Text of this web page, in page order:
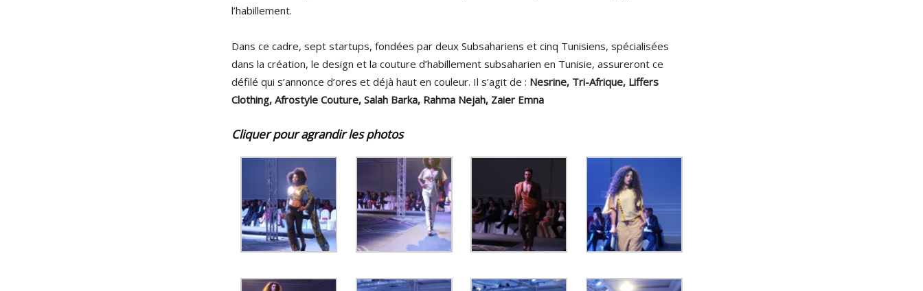
l’habillement.
Dans ce cadre, sept startups, fondées par deux Subsahariens et cinq Tunisiens, spécialisées
dans la création, le design et la couture d’habillement subsaharien en Tunisie, assureront ce
défilé qui s’annonce d’ores et déjà haut en couleur. Il s’agit de : Nesrine, Tri-Afrique, Liffers
Clothing, Afrostyle Couture, Salah Barka, Rahma Nejah, Zaier Emna
Cliquer pour agrandir les photos